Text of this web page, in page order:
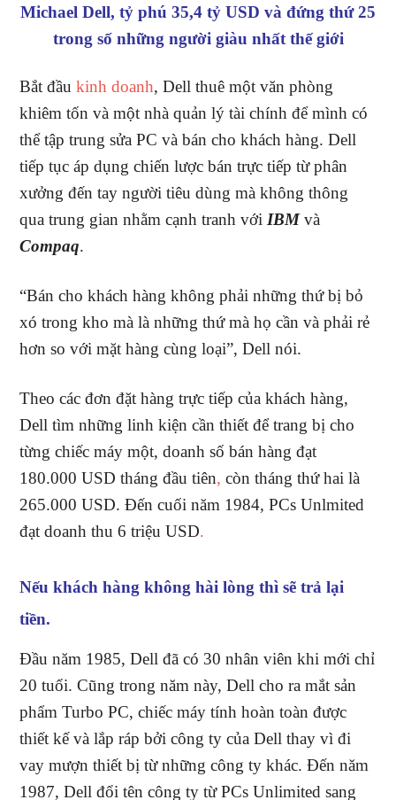
Michael Dell, tỷ phú 35,4 tỷ USD và đứng thứ 25
trong số những người giàu nhất thế giới
Bắt đầukinh doanh, Dell thuê một văn phòng
khiêm tốn và một nhà quản lý tài chính để mình có
thể tập trung sửa PC và bán cho khách hàng. Dell
tiếp tục áp dụng chiến lược bán trực tiếp từ phân
xưởng đến tay người tiêu dùng mà không thông
qua trung gian nhằm cạnh tranh với IBMvà
Compaq.
“Bán cho khách hàng không phải những thứ bị bỏ
xó trong kho mà là những thứ mà họ cần và phải rẻ
hơn so với mặt hàng cùng loại”, Dell nói.
Theo các đơn đặt hàng trực tiếp của khách hàng,
Dell tìm những linh kiện cần thiết để trang bị cho
từng chiếc máy một, doanh số bán hàng đạt
180.000 USD tháng đầu tiên, còn tháng thứ hai là
265.000 USD. Đến cuối năm 1984, PCs Unlmited
đạt doanh thu 6 triệu USD.
Nếu khách hàng không hài lòng thì sẽ trả lại
tiền.
Đầu năm 1985, Dell đã có 30 nhân viên khi mới chỉ
20 tuổi. Cũng trong năm này, Dell cho ra mắt sản
phẩm Turbo PC, chiếc máy tính hoàn toàn được
thiết kế và lắp ráp bởi công ty của Dell thay vì đi
vay mượn thiết bị từ những công ty khác. Đến năm
1987, Dell đổi tên công ty từ PCs Unlimited sang